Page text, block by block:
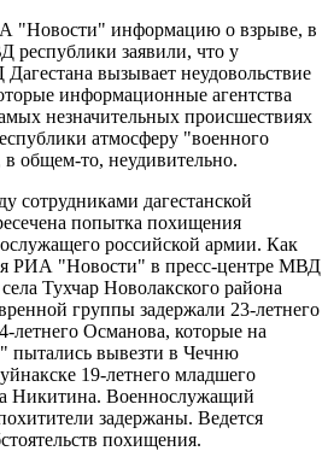
"Новости" информацию о взрыве, в
республики заявили, что у
вызывает неудовольствие
информационные агентства
незначительных происшествиях
атмосферу "военного
общем-то, неудивительно.
сотрудниками дагестанской
попытка похищения
российской армии. Как
РИА "Новости" в пресс-центре МВД
Тухчар Новолакского района
группы задержали 23-летнего
летнего Османова, которые на
вывезти в Чечню
19-летнего младшего
Никитина. Военнослужащий
задержаны. Ведется
похищения.